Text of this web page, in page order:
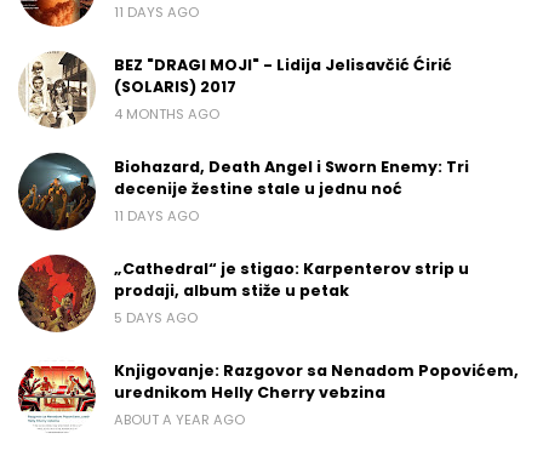
11 DAYS AGO
BEZ "DRAGI MOJI" - Lidija Jelisavčić Ćirić
(SOLARIS) 2017
4 MONTHS AGO
Biohazard, Death Angel i Sworn Enemy: Tri
decenije žestine stale u jednu noć
11 DAYS AGO
„Cathedral“ je stigao: Karpenterov strip u
prodaji, album stiže u petak
5 DAYS AGO
Knjigovanje: Razgovor sa Nenadom Popovićem,
urednikom Helly Cherry vebzina
ABOUT A YEAR AGO